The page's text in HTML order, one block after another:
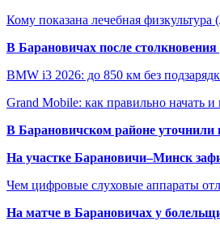
Кому показана лечебная
В Барановичах после
BMW i3 2026: до 850 км без
Grand Mobile: как правильно начать
В Барановичском районе уточнили
На участке Барановичи–Минск
Чем цифровые слуховые аппараты
На матче в Барановичах у